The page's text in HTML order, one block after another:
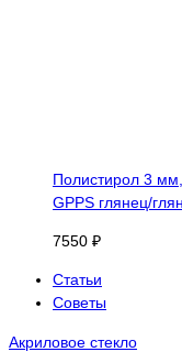
Полистирол 3
GPPS глянец/
7550 ₽
Статьи
Советы
Акриловое стекло